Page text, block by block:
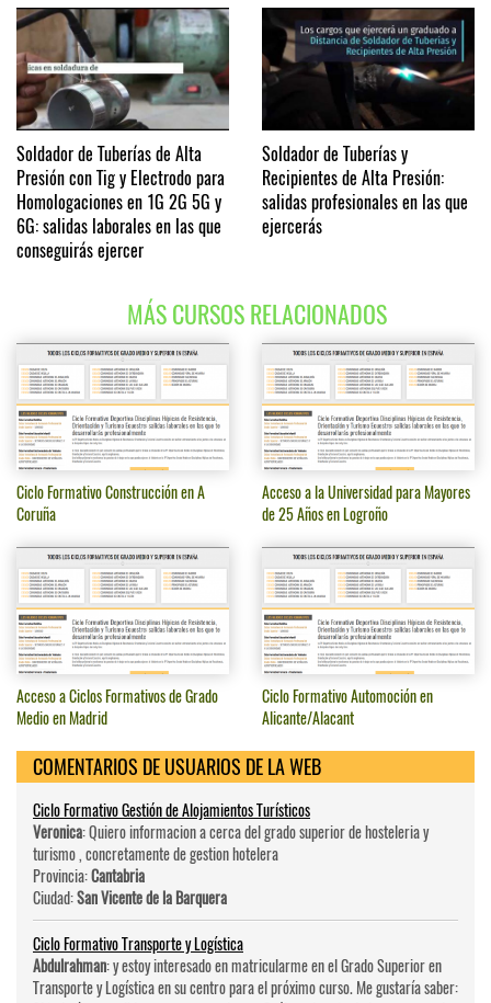
Soldador de Tuberías de Alta
Presión con Tig y Electrodo para
Homologaciones en 1G 2G 5G y
6G: salidas laborales en las que
conseguirás ejercer
Soldador de Tuberías y
Recipientes de Alta Presión:
salidas profesionales en las que
ejercerás
MÁS CURSOS RELACIONADOS
Ciclo Formativo Construcción en A
Coruña
Acceso a la Universidad para Mayores
de 25 Años en Logroño
Acceso a Ciclos Formativos de Grado
Medio en Madrid
Ciclo Formativo Automoción en
Alicante/Alacant
COMENTARIOS DE USUARIOS DE LA WEB
Ciclo Formativo Gestión de Alojamientos Turísticos
Veronica: Quiero informacion a cerca del grado superior de hosteleri­a y
turismo , concretamente de gestion hotelera
Provincia:Cantabria
Ciudad:San Vicente de la Barquera
Ciclo Formativo Transporte y Logística
Abdulrahman: y estoy interesado en matricularme en el Grado Superior en
Transporte y Logística en su centro para el próximo curso. Me gustaría saber: